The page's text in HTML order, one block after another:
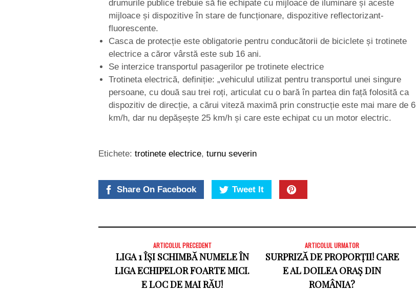
drumurile publice trebuie să fie echipate cu mijloace de iluminare și aceste
mijloace și dispozitive în stare de funcționare, dispozitive reflectorizant-
fluorescente.
Casca de protecție este obligatorie pentru conducătorii de biciclete și trotinete
electrice a căror vârstă este sub 16 ani.
Se interzice transportul pasagerilor pe trotinete electrice
Trotineta electrică, definiție: „vehiculul utilizat pentru transportul unei singure
persoane, cu două sau trei roți, articulat cu o bară în partea din față folosită ca
dispozitiv de direcție, a cărui viteză maximă prin construcție este mai mare de 6
km/h, dar nu depășește 25 km/h și care este echipat cu un motor electric.
Etichete: trotinete electrice, turnu severin
Share On Facebook Tweet It
ARTICOLUL PRECEDENT
LIGA 1 ÎȘI SCHIMBĂ NUMELE ÎN
LIGA ECHIPELOR FOARTE MICI.
E LOC DE MAI RĂU!
ARTICOLUL URMATOR
SURPRIZĂ DE PROPORȚII! CARE
E AL DOILEA ORAȘ DIN
ROMÂNIA?